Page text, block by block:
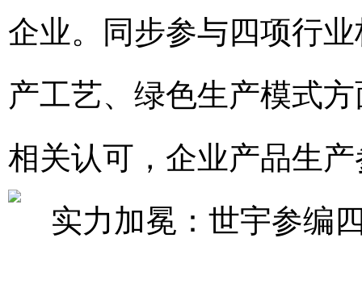
企业。同步参与四项行
产工艺、绿色生产模式
相关认可，企业产品生